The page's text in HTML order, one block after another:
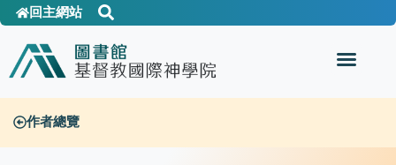
回主網站
作者總覽